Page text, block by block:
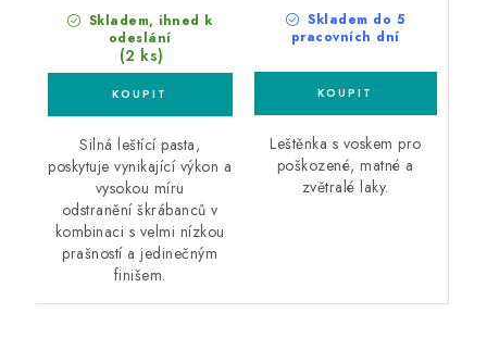
Skladem, ihned k
odeslání
(2 ks)
Silná leštící pasta,
poskytuje vynikající výkon a
vysokou míru
odstranění škrábanců v
kombinaci s velmi nízkou
prašností a jedinečným
finišem.
Skladem do 5
pracovních dní
Leštěnka s voskem pro
poškozené, matné a
zvětralé laky.